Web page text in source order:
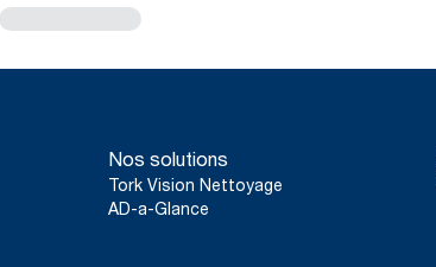
Nos solutions
Tork Vision Nettoyage
AD-a-Glance